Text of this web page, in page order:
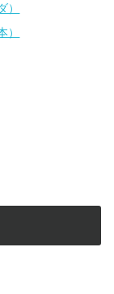
）
）